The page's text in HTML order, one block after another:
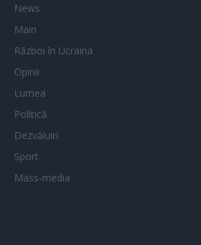
News
Main
Război în Ucraina
Opinii
Lumea
Politică
Dezvăluiri
Sport
Mass-media